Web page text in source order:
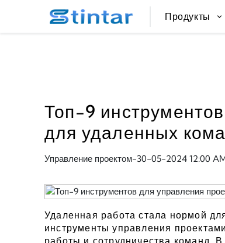
Продукты
Топ-9
для удаленных
Управление проектом-30-05-2024 12:00
Удаленная работа стала нормой
инструменты управления
работы и сотрудничества команд.